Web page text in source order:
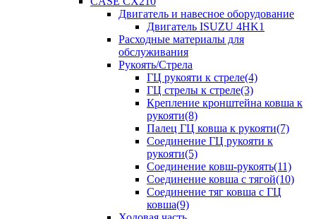
Двигатель и навесное оборудование
Двигатель ISUZU 4HK1
Расходные материалы для
обслуживания
Рукоять/Стрела
ГЦ рукояти к стреле(4)
ГЦ стрелы к стреле(3)
Крепление кронштейна ковша к
рукояти(8)
Палец ГЦ ковша к рукояти(7)
Соединение ГЦ рукояти к
рукояти(5)
Соединение ковш-рукоять(11)
Соединение ковша с тягой(10)
Соединение тяг ковша с ГЦ
ковша(9)